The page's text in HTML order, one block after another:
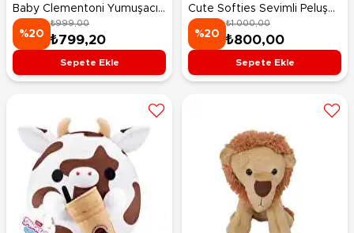
Baby Clementoni Yumuşacık
Tavşancık
%20
₺999,00
₺799,20
Sepete Ekle
Cute Softies Sevimli Peluş
24 Cm Mor
%20
₺1.000,00
₺800,00
Sepete Ekle